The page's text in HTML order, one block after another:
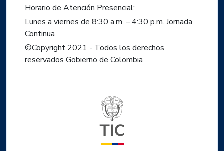
Horario de Atención Presencial:
Lunes a viernes de 8:30 a.m. – 4:30 p.m. Jornada
Continua
©Copyright 2021 - Todos los derechos
reservados Gobierno de Colombia